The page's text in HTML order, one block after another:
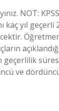
NOT:
yıl
Öğretmen
ve